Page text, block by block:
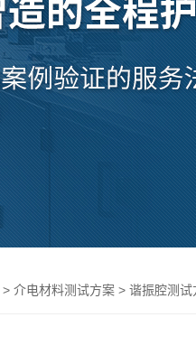
> 介电材料测试方案 > 谐振腔测试